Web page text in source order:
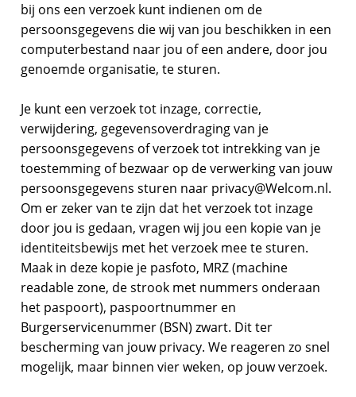
bij ons een verzoek kunt indienen om de
persoonsgegevens die wij van jou beschikken in een
computerbestand naar jou of een andere, door jou
genoemde organisatie, te sturen.
Je kunt een verzoek tot inzage, correctie,
verwijdering, gegevensoverdraging van je
persoonsgegevens of verzoek tot intrekking van je
toestemming of bezwaar op de verwerking van jouw
persoonsgegevens sturen naar privacy@Welcom.nl.
Om er zeker van te zijn dat het verzoek tot inzage
door jou is gedaan, vragen wij jou een kopie van je
identiteitsbewijs met het verzoek mee te sturen.
Maak in deze kopie je pasfoto, MRZ (machine
readable zone, de strook met nummers onderaan
het paspoort), paspoortnummer en
Burgerservicenummer (BSN) zwart. Dit ter
bescherming van jouw privacy. We reageren zo snel
mogelijk, maar binnen vier weken, op jouw verzoek.